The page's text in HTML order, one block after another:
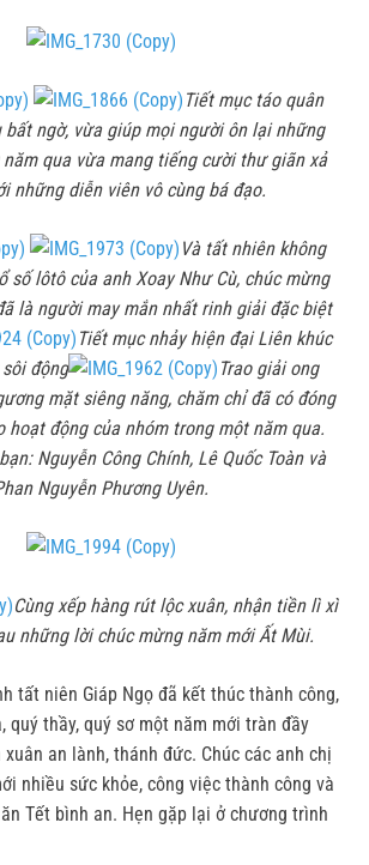
Tiết mục táo quân
bất ngờ, vừa giúp mọi người ôn lại những
qua vừa mang tiếng cười thư giãn xả
những diễn viên vô cùng bá đạo.
Và tất nhiên không
số lôtô của anh Xoay Như Cù, chúc mừng
là người may mắn nhất rinh giải đặc biệt
Tiết mục nhảy hiện đại Liên khúc
động
Trao giải ong
mặt siêng năng, chăm chỉ đã có đóng
hoạt động của nhóm trong một năm qua.
Nguyễn Công Chính, Lê Quốc Toàn và
Nguyễn Phương Uyên.
Cùng xếp hàng rút lộc xuân, nhận tiền lì xì
những lời chúc mừng năm mới Ất Mùi.
tất niên Giáp Ngọ đã kết thúc thành công,
quý thầy, quý sơ một năm mới tràn đầy
xuân an lành, thánh đức. Chúc các anh chị
nhiều sức khỏe, công việc thành công và
Tết bình an. Hẹn gặp lại ở chương trình